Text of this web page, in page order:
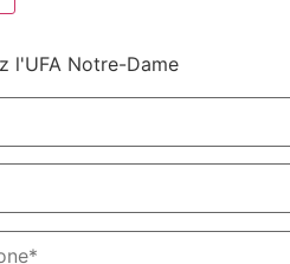
l'UFA Notre-Dame